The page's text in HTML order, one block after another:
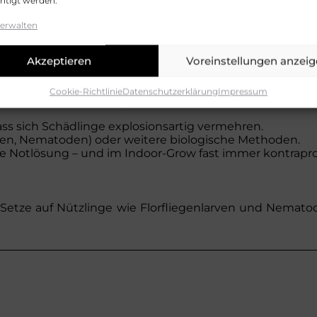
Akzeptieren Voreinstellungen
Cookie-RichtlinieDatenschutzerklärungImpressum
haben – ein richtiger Befall zeigt sich durch
sich Schädlinge explosionsartig vermehren.
Nematoden) oder weitere biologische Methoden.
Notlösung – und im Indoor-Grow fast immer
auf Nützlinge wie Florfliegenlarven und